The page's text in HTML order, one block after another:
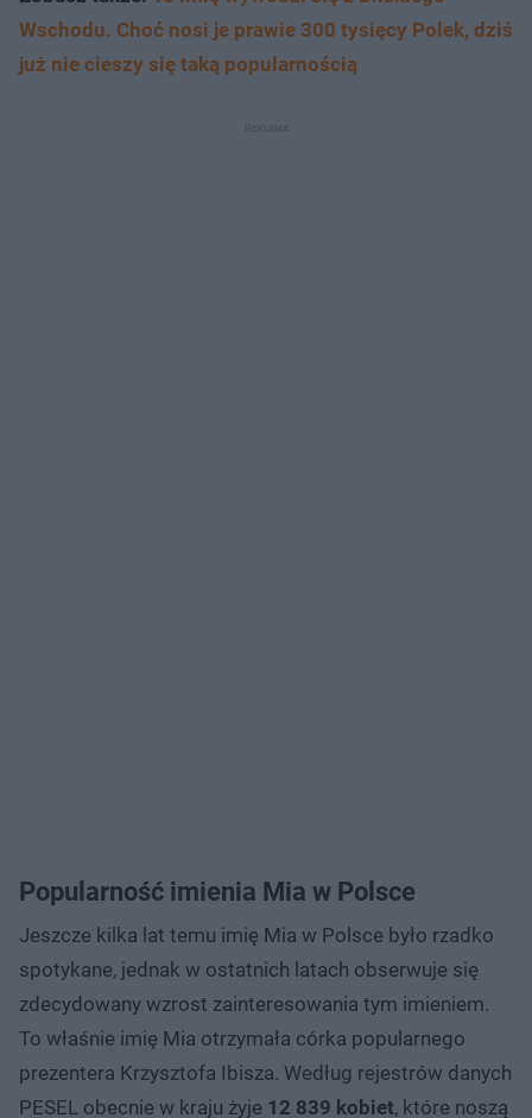
Wschodu. Choć nosi je prawie 300 tysięcy Polek, dziś
już nie cieszy się taką popularnością
Popularność imienia Mia w Polsce
Jeszcze kilka lat temu imię Mia w Polsce było rzadko
spotykane, jednak w ostatnich latach obserwuje się
zdecydowany wzrost zainteresowania tym imieniem.
To właśnie imię Mia otrzymała córka popularnego
prezentera Krzysztofa Ibisza. Według rejestrów danych
PESEL obecnie w kraju żyje 12 839 kobiet, które noszą